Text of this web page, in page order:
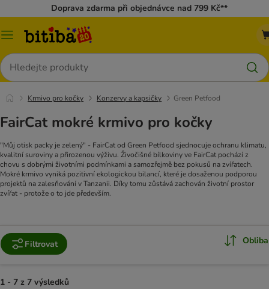
Doprava zdarma při objednávce nad 799 Kč**
Kategorie
Hledat
Krmivo pro kočky Konzervy a kapsičky Green Petfood
FairCat mokré krmivo pro kočky
"Můj otisk packy je zelený" - FairCat od Green Petfood sjednocuje ochranu klimatu,
kvalitní suroviny a přirozenou výživu. Živočišné bílkoviny ve FairCat pochází z
chovu s dobrými životními podmínkami a samozřejmě bez pokusů na zvířatech.
Mokré krmivo vyniká pozitivní ekologickou bilancí, které je dosaženou podporou
projektů na zalesňování v Tanzanii. Díky tomu zůstává zachován životní prostor
zvířat - protože o to jde především.
Filtrovat Obliba
1 - 7 z 7 výsledků